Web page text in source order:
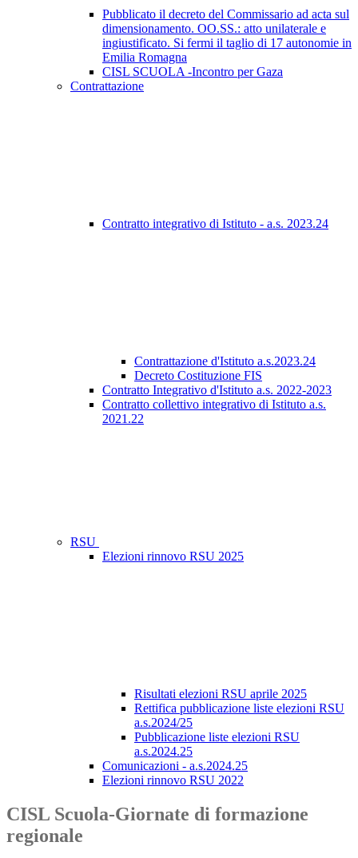
Pubblicato il decreto del Commissario ad acta sul
dimensionamento. OO.SS.: atto unilaterale e
ingiustificato. Si fermi il taglio di 17 autonomie in
Emilia Romagna
CISL SCUOLA -Incontro per Gaza
Contrattazione
Contratto integrativo di Istituto - a.s. 2023.24
Contrattazione d'Istituto a.s.2023.24
Decreto Costituzione FIS
Contratto Integrativo d'Istituto a.s. 2022-2023
Contratto collettivo integrativo di Istituto a.s.
2021.22
RSU
Elezioni rinnovo RSU 2025
Risultati elezioni RSU aprile 2025
Rettifica pubblicazione liste elezioni RSU
a.s.2024/25
Pubblicazione liste elezioni RSU
a.s.2024.25
Comunicazioni - a.s.2024.25
Elezioni rinnovo RSU 2022
CISL Scuola-Giornate di formazione
regionale